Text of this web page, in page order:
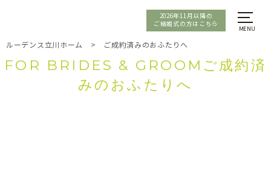
2026年11月以降の
ご結婚式の方はこちら
ルーデンス立川ホーム > ご成約済みのおふたりへ
FOR BRIDES & GROOMご成約済
みのおふたりへ